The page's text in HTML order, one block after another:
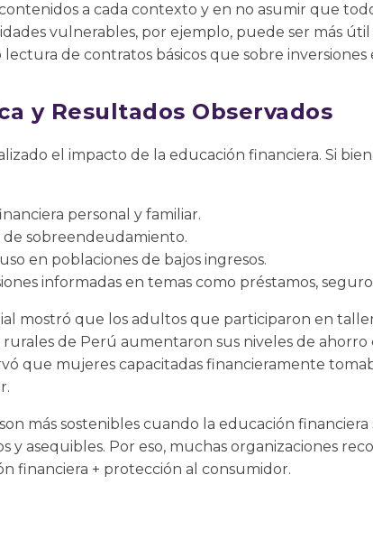
a cada contexto y en no asumir que
vulnerables, por ejemplo, puede ser más
de contratos básicos que sobre inversiones
y Resultados Observados
el impacto de la educación financiera. Si
personal y familiar.
sobreendeudamiento.
en poblaciones de bajos ingresos.
informadas en temas como préstamos,
mostró que los adultos que participaron en
de Perú aumentaron sus niveles de ahorro
que mujeres capacitadas financieramente
más sostenibles cuando la educación financiera
y asequibles. Por eso, muchas organizaciones
financiera + protección al consumidor.